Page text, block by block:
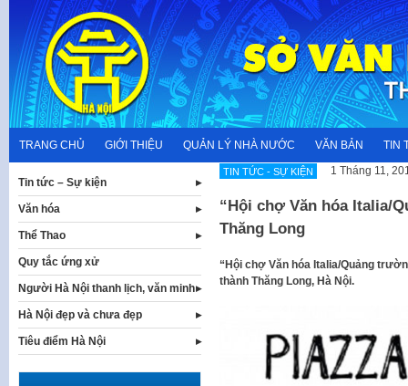
content
TRANG CHỦ GIỚI THIỆU QUẢN LÝ NHÀ NƯỚC VĂN BẢN TIN
TIN TỨC - SỰ KIỆN 1 Tháng 11,
“Hội chợ Văn hóa Italia/
Thăng Long
“Hội chợ Văn hóa Italia/Quảng
thành Thăng Long, Hà Nội.
Tin tức – Sự kiện
Văn hóa
Thể Thao
Quy tắc ứng xử
Người Hà Nội thanh lịch, văn minh
Hà Nội đẹp và chưa đẹp
Tiêu điểm Hà Nội